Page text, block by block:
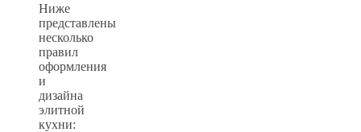
Ниже
представлены
несколько
правил
оформления
и
дизайна
элитной
кухни: